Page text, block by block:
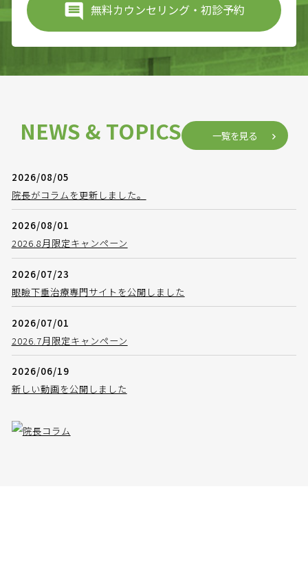
無料カウンセリング・初診予約
NEWS & TOPICS 一覧を見る
2026/08/05
院長がコラムを更新しました。
2026/08/01
2026.8月限定キャンペーン
2026/07/23
眼瞼下垂治療専門サイトを公開しました
2026/07/01
2026.7月限定キャンペーン
2026/06/19
新しい動画を公開しました